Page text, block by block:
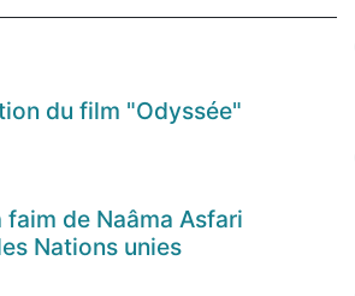
du film "Odyssée"
de Naâma Asfari
Nations unies